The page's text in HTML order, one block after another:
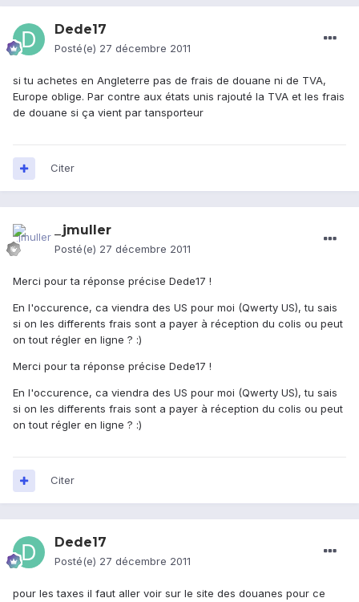
Dede17
Posté(e) 27 décembre 2011
si tu achetes en Angleterre pas de frais de douane ni de TVA,
Europe oblige. Par contre aux états unis rajouté la TVA et les frais
de douane si ça vient par tansporteur
Citer
_jmuller
Posté(e) 27 décembre 2011
Merci pour ta réponse précise Dede17 !
En l'occurence, ca viendra des US pour moi (Qwerty US), tu sais
si on les differents frais sont a payer à réception du colis ou peut
on tout régler en ligne ? :)
Merci pour ta réponse précise Dede17 !
En l'occurence, ca viendra des US pour moi (Qwerty US), tu sais
si on les differents frais sont a payer à réception du colis ou peut
on tout régler en ligne ? :)
Citer
Dede17
Posté(e) 27 décembre 2011
pour les taxes il faut aller voir sur le site des douanes pour ce